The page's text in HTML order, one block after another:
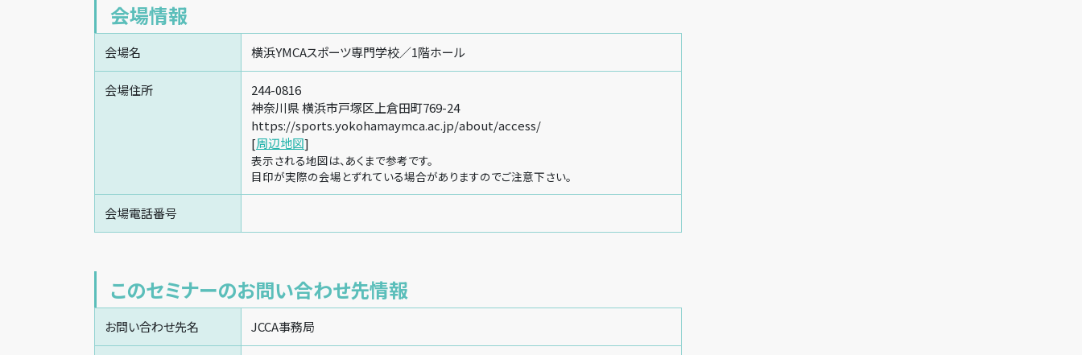
会場情報
会場名 横浜YMCAスポーツ専門学校／1階ホール
会場住所
244-0816
神奈川県 横浜市戸塚区上倉田町769-24
https://sports.yokohamaymca.ac.jp/about/access/
[周辺地図]
表示される地図は、あくまで参考です。
目印が実際の会場とずれている場合がありますのでご注意下さい。
会場電話番号
このセミナーのお問い合わせ先情報
お問い合わせ先名 JCCA事務局